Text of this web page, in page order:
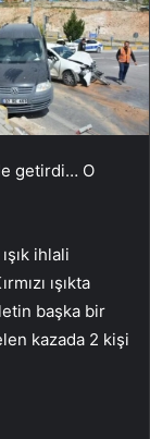
getirdi… O
ihlali
ışıkta
başka bir
kazada 2 kişi